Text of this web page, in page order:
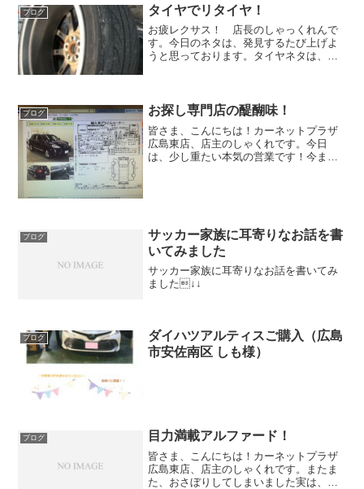
た。スタジオでの撮影でした！「...
ブログ タイヤでリタイヤ！
お疲レクサス！ 店長のしゃっくれんで
す。今日のネタは、発見するたび上げよ
うと思っております。タイヤネタは、い
あったりします。これは、...
ブログ お探し専門店の醍醐味！
皆さま、こんにちは！カーネットプラザ
広島東店、店主のしゃくれです。今日
は、少し重たい本気の営業です！今まで
ブログ
サッカー家族に耳寄りなお話を書
いてみました
サッカー家族に耳寄りなお話を書いてみ
ました↓↓
ブログ
ダイハツアルティスご購入（広島
市安佐南区 しも様）
ブログ 目力満載アルファード！
皆さま、こんにちは！カーネットプラザ
広島東店、店主のしゃくれです。またま
た、おさぼりしてしまいました実は、ネ